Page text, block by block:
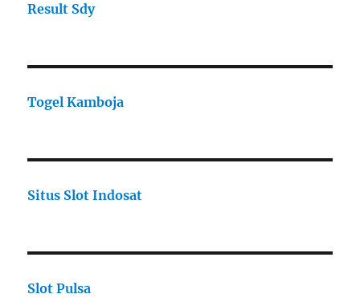
Result Sdy
Togel Kamboja
Situs Slot Indosat
Slot Pulsa